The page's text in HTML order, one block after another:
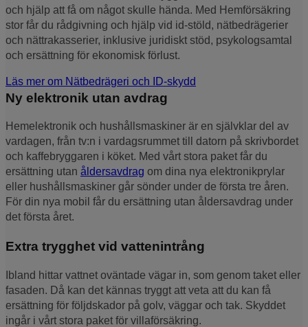
och hjälp att få om något skulle hända. Med Hemförsäkring
stor får du rådgivning och hjälp vid id-stöld, nätbedrägerier
och nättrakasserier, inklusive juridiskt stöd, psykologsamtal
och ersättning för ekonomisk förlust.
Läs mer om Nätbedrägeri och ID-skydd
Ny elektronik utan avdrag
Hemelektronik och hushållsmaskiner är en självklar del av
vardagen, från tv:n i vardagsrummet till datorn på skrivbordet
och kaffebryggaren i köket. Med vårt stora paket får du
ersättning utan åldersavdrag om dina nya elektronikprylar
eller hushållsmaskiner går sönder under de första tre åren.
För din nya mobil får du ersättning utan åldersavdrag under
det första året.
Extra trygghet vid vattenintrång
Ibland hittar vattnet oväntade vägar in, som genom taket eller
fasaden. Då kan det kännas tryggt att veta att du kan få
ersättning för följdskador på golv, väggar och tak. Skyddet
ingår i vårt stora paket för villaförsäkring.